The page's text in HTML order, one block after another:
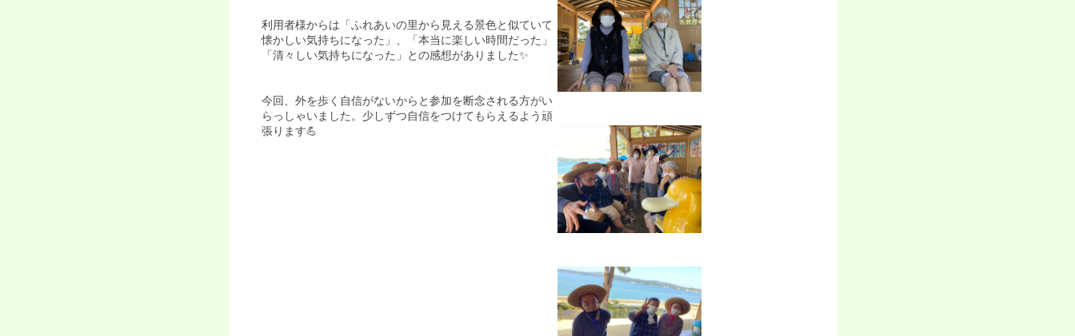
利用者様からは「ふれあいの里から見える景色と似ていて
懐かしい気持ちになった」、「本当に楽しい時間だった」
「清々しい気持ちになった」との感想がありました✨
今回、外を歩く自信がないからと参加を断念される方がい
らっしゃいました。少しずつ自信をつけてもらえるよう頑
張ります💪